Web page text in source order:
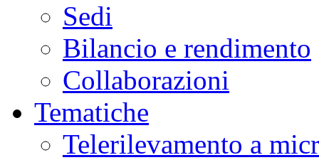
Sedi
Bilancio e rendimento
Collaborazioni
Tematiche
Telerilevamento a